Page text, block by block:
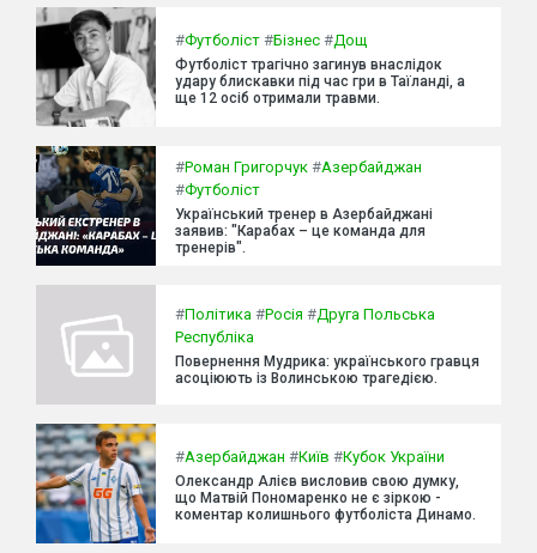
#Футболіст #Бізнес #Дощ
Футболіст трагічно загинув внаслідок
удару блискавки під час гри в Таїланді, а
ще 12 осіб отримали травми.
#Роман Григорчук #Азербайджан
#Футболіст
Український тренер в Азербайджані
заявив: "Карабах – це команда для
тренерів".
#Політика #Росія #Друга Польська
Республіка
Повернення Мудрика: українського гравця
асоціюють із Волинською трагедією.
#Азербайджан #Київ #Кубок України
Олександр Алієв висловив свою думку,
що Матвій Пономаренко не є зіркою -
коментар колишнього футболіста Динамо.